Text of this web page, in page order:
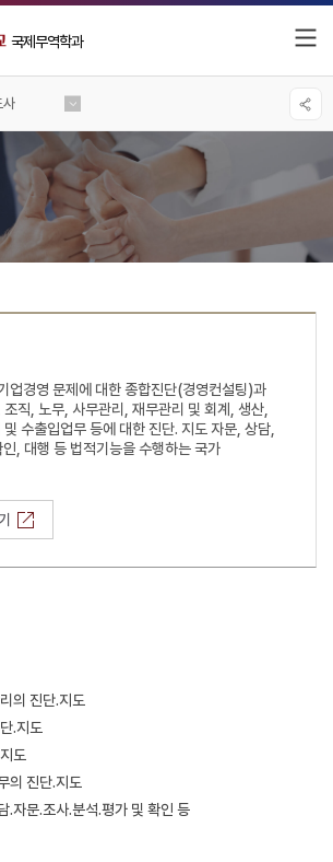
국제무역학과
사
업경영 문제에 대한 종합진단(경영컨설팅)과
직, 노무, 사무관리, 재무관리 및 회계, 생산,
수출입업무 등에 대한 진단. 지도 자문, 상담,
, 대행 등 법적기능을 수행하는 국가
의 진단.지도
.지도
도
의 진단.지도
.자문.조사.분석.평가 및 확인 등